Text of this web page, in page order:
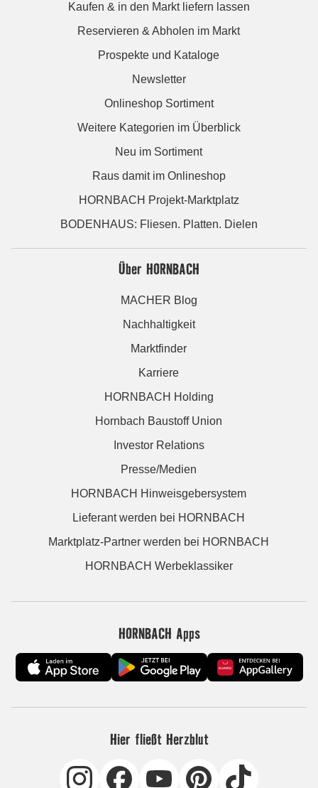
Kaufen & in den Markt liefern lassen
Reservieren & Abholen im Markt
Prospekte und Kataloge
Newsletter
Onlineshop Sortiment
Weitere Kategorien im Überblick
Neu im Sortiment
Raus damit im Onlineshop
HORNBACH Projekt-Marktplatz
BODENHAUS: Fliesen. Platten. Dielen
Über HORNBACH
MACHER Blog
Nachhaltigkeit
Marktfinder
Karriere
HORNBACH Holding
Hornbach Baustoff Union
Investor Relations
Presse/Medien
HORNBACH Hinweisgebersystem
Lieferant werden bei HORNBACH
Marktplatz-Partner werden bei HORNBACH
HORNBACH Werbeklassiker
HORNBACH Apps
Hier fließt Herzblut